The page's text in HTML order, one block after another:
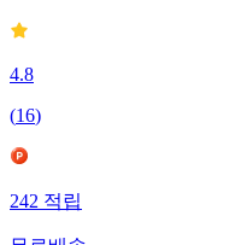
4.8
(16)
242 적립